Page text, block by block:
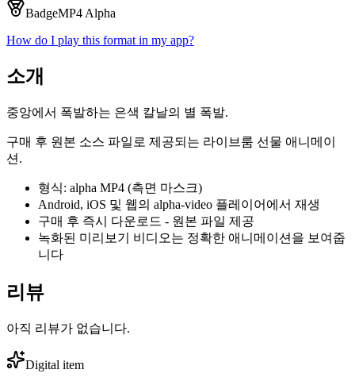
BadgeMP4 Alpha
How do I play this format in my app?
소개
중앙에서 폭발하는 은색 칼날의 별 폭발.
구매 후 원본 소스 파일로 제공되는 라이브룸 선물 애니메이
션.
형식: alpha MP4 (측면 마스크)
Android, iOS 및 웹의 alpha-video 플레이어에서 재생
구매 후 즉시 다운로드 - 원본 파일 제공
녹화된 미리보기 비디오는 정확한 애니메이션을 보여줍
니다
리뷰
아직 리뷰가 없습니다.
Digital item